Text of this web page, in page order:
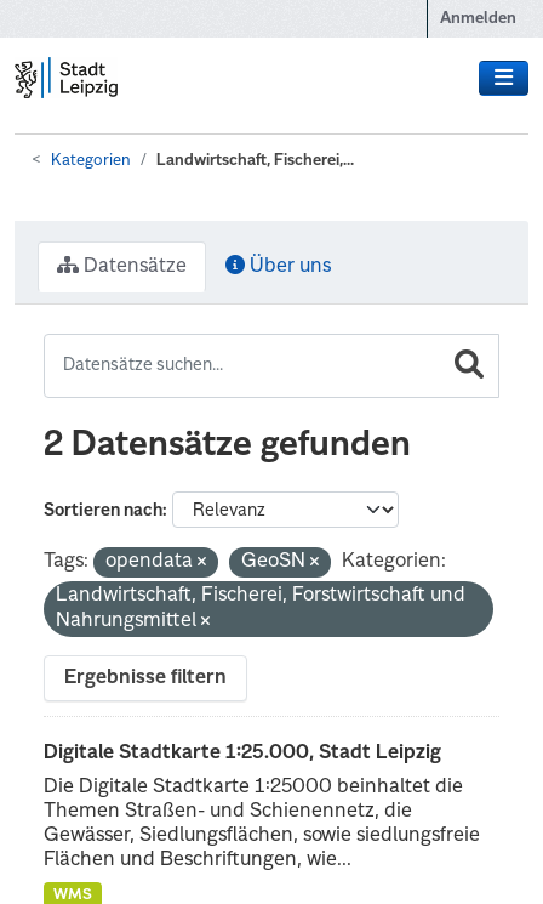
Anmelden
Kategorien Landwirtschaft, Fischerei,...
Datensätze Über uns
2 Datensätze gefunden
Sortieren nach
Tags: opendata GeoSN
Kategorien:
Landwirtschaft, Fischerei, Forstwirtschaft und
Nahrungsmittel
Ergebnisse filtern
Digitale Stadtkarte 1:25.000, Stadt Leipzig
Die Digitale Stadtkarte 1:25000 beinhaltet die
Themen Straßen- und Schienennetz, die
Gewässer, Siedlungsflächen, sowie siedlungsfreie
Flächen und Beschriftungen, wie...
WMS